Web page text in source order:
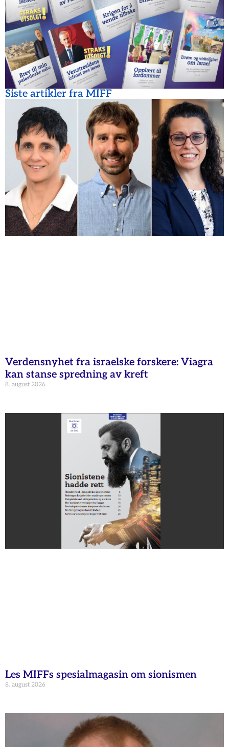
Siste artikler fra MIFF
Verdensnyhet fra israelske forskere: Viagra
kan stanse spredning av kreft
8. august 2026
Les MIFFs spesialmagasin om sionismen
8. august 2026